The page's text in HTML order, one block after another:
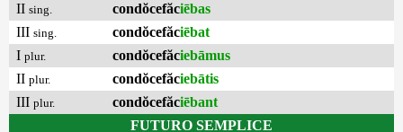
II sing. condŏcefăciēbas
III sing. condŏcefăciēbat
I plur. condŏcefăciebāmus
II plur. condŏcefăciebātis
III plur. condŏcefăciēbant
FUTURO SEMPLICE